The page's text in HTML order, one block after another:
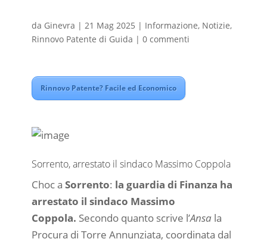
da Ginevra | 21 Mag 2025 | Informazione, Notizie,
Rinnovo Patente di Guida | 0 commenti
Rinnovo Patente? Facile ed Economico
Sorrento, arrestato il sindaco Massimo Coppola
Choc a Sorrento: la guardia di Finanza ha
arrestato il sindaco Massimo
Coppola. Secondo quanto scrive l’Ansala
Procura di Torre Annunziata, coordinata dal